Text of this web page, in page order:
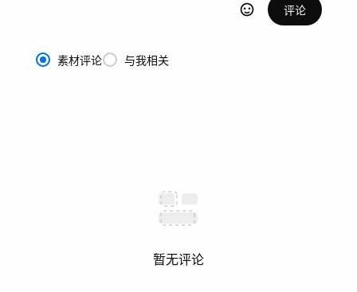
评论
素材评论 与我相关
暂无评论